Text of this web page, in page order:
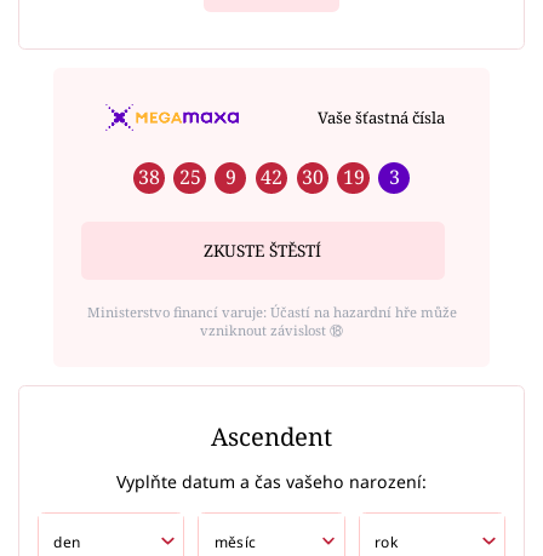
Vaše šťastná čísla
38 25 9 42 30 19 3
ZKUSTE ŠTĚSTÍ
Ministerstvo financí varuje: Účastí na hazardní hře může
vzniknout závislost ⑱
Ascendent
Vyplňte datum a čas vašeho narození: